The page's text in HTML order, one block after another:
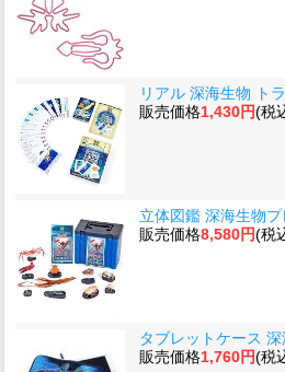
リアル 深海生物 ト
販売価格1,430円(税
立体図鑑 深海生物
販売価格8,580円(税
タブレットケース 深
販売価格1,760円(税